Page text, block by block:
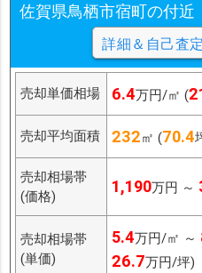
佐賀県鳥栖市宿町の付近
詳細＆自己査定
売却単価相場 6.4万円/㎡ (
売却平均面積 232㎡ (70.4
売却相場帯
(価格)
1,190万円 ～
売却相場帯
(単価)
5.4万円/㎡ ～
26.7万円/坪)